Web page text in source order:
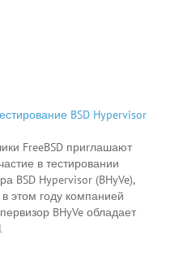
BSD Hypervisor
FreeBSD приглашают
в тестировании
BSD Hypervisor (BHyVe),
в этом году компанией
BHyVe обладает
производительностью, но
в состав основной